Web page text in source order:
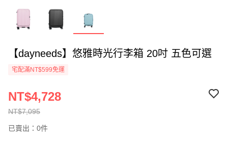
【dayneeds】悠雅時光行李箱 20吋 五色可選
宅配滿NT$599免運
NT$7,095
NT$4,728
已賣出：0件